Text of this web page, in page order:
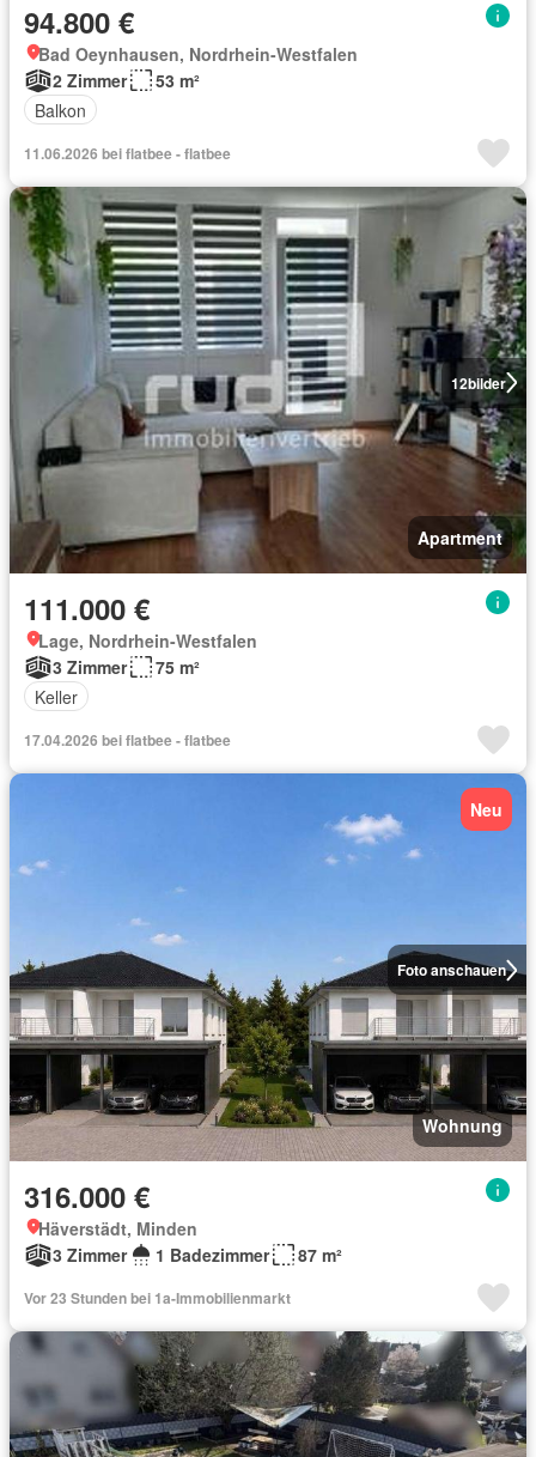
94.800 €
Bad Oeynhausen, Nordrhein-Westfalen
2 Zimmer
53 m²
Balkon
11.06.2026 bei flatbee - flatbee
12bilder
Apartment
111.000 €
Lage, Nordrhein-Westfalen
3 Zimmer
75 m²
Keller
17.04.2026 bei flatbee - flatbee
Foto anschauen
Neu
Wohnung
316.000 €
Häverstädt, Minden
3 Zimmer
1 Badezimmer 87 m²
Vor 23 Stunden bei 1a-Immobilienmarkt